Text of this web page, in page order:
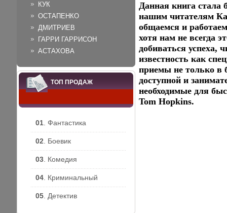
КУК
ОСТАПЕНКО
ДМИТРИЕВ
ГАРРИ ГАРРИСОН
АСТАХОВА
ТОП ПРОДАЖ
01 . Фантастика
02 . Боевик
03 . Комедия
04 . Криминальный
05 . Детектив
Данная книга стала
нашим читателям
общаемся и
хотя нам не всегда
добиваться успеха,
известность как
приемы не только в
доступной и
необходимые для
Tom Hopkins.